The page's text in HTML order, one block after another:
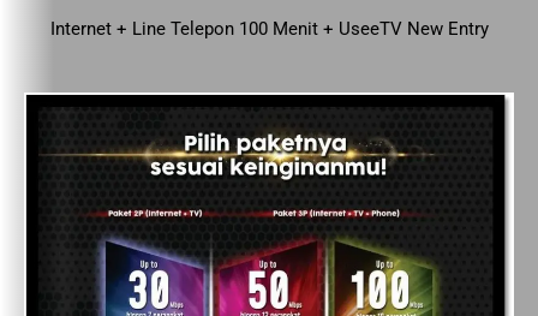
Internet + Line Telepon 100 Menit + UseeTV New Entry